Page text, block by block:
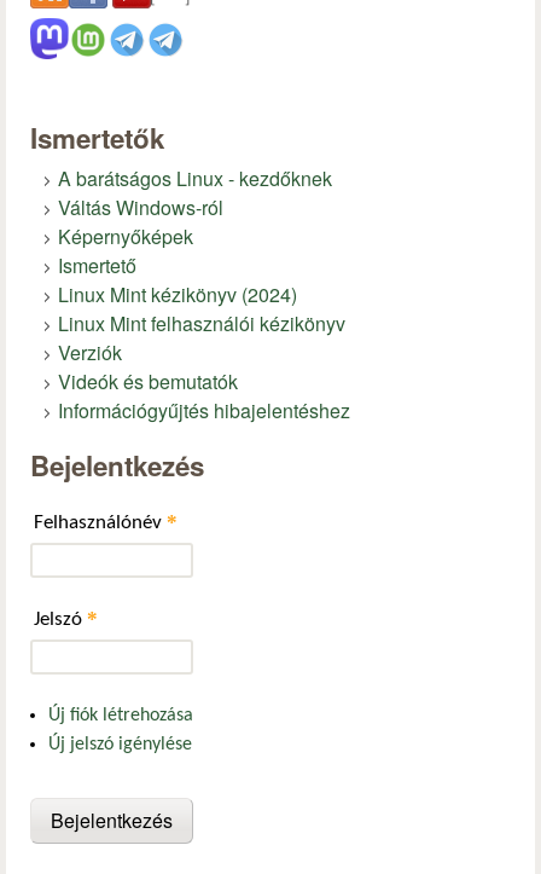
Ismertetők
A barátságos Linux - kezdőknek
Váltás Windows-ról
Képernyőképek
Ismertető
Linux Mint kézikönyv (2024)
Linux Mint felhasználói kézikönyv
Verziók
Videók és bemutatók
Információgyűjtés hibajelentéshez
Bejelentkezés
Felhasználónév *
Jelszó *
Új fiók létrehozása
Új jelszó igénylése